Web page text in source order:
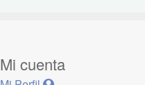
Mi cuenta